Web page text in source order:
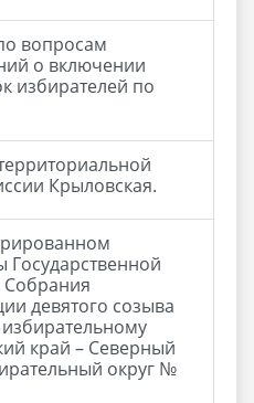
вопросам
о включении
избирателей по
Крыловская.
Государственной
девятого созыва
край – Северный
округ №